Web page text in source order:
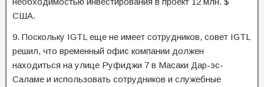
США.
9. Поскольку IGTL еще не имеет сотрудников, совет IGTL
решил, что временный офис компании должен
находиться на улице Руфиджи 7 в Масаки Дар-эс-
Саламе и использовать сотрудников и служебные